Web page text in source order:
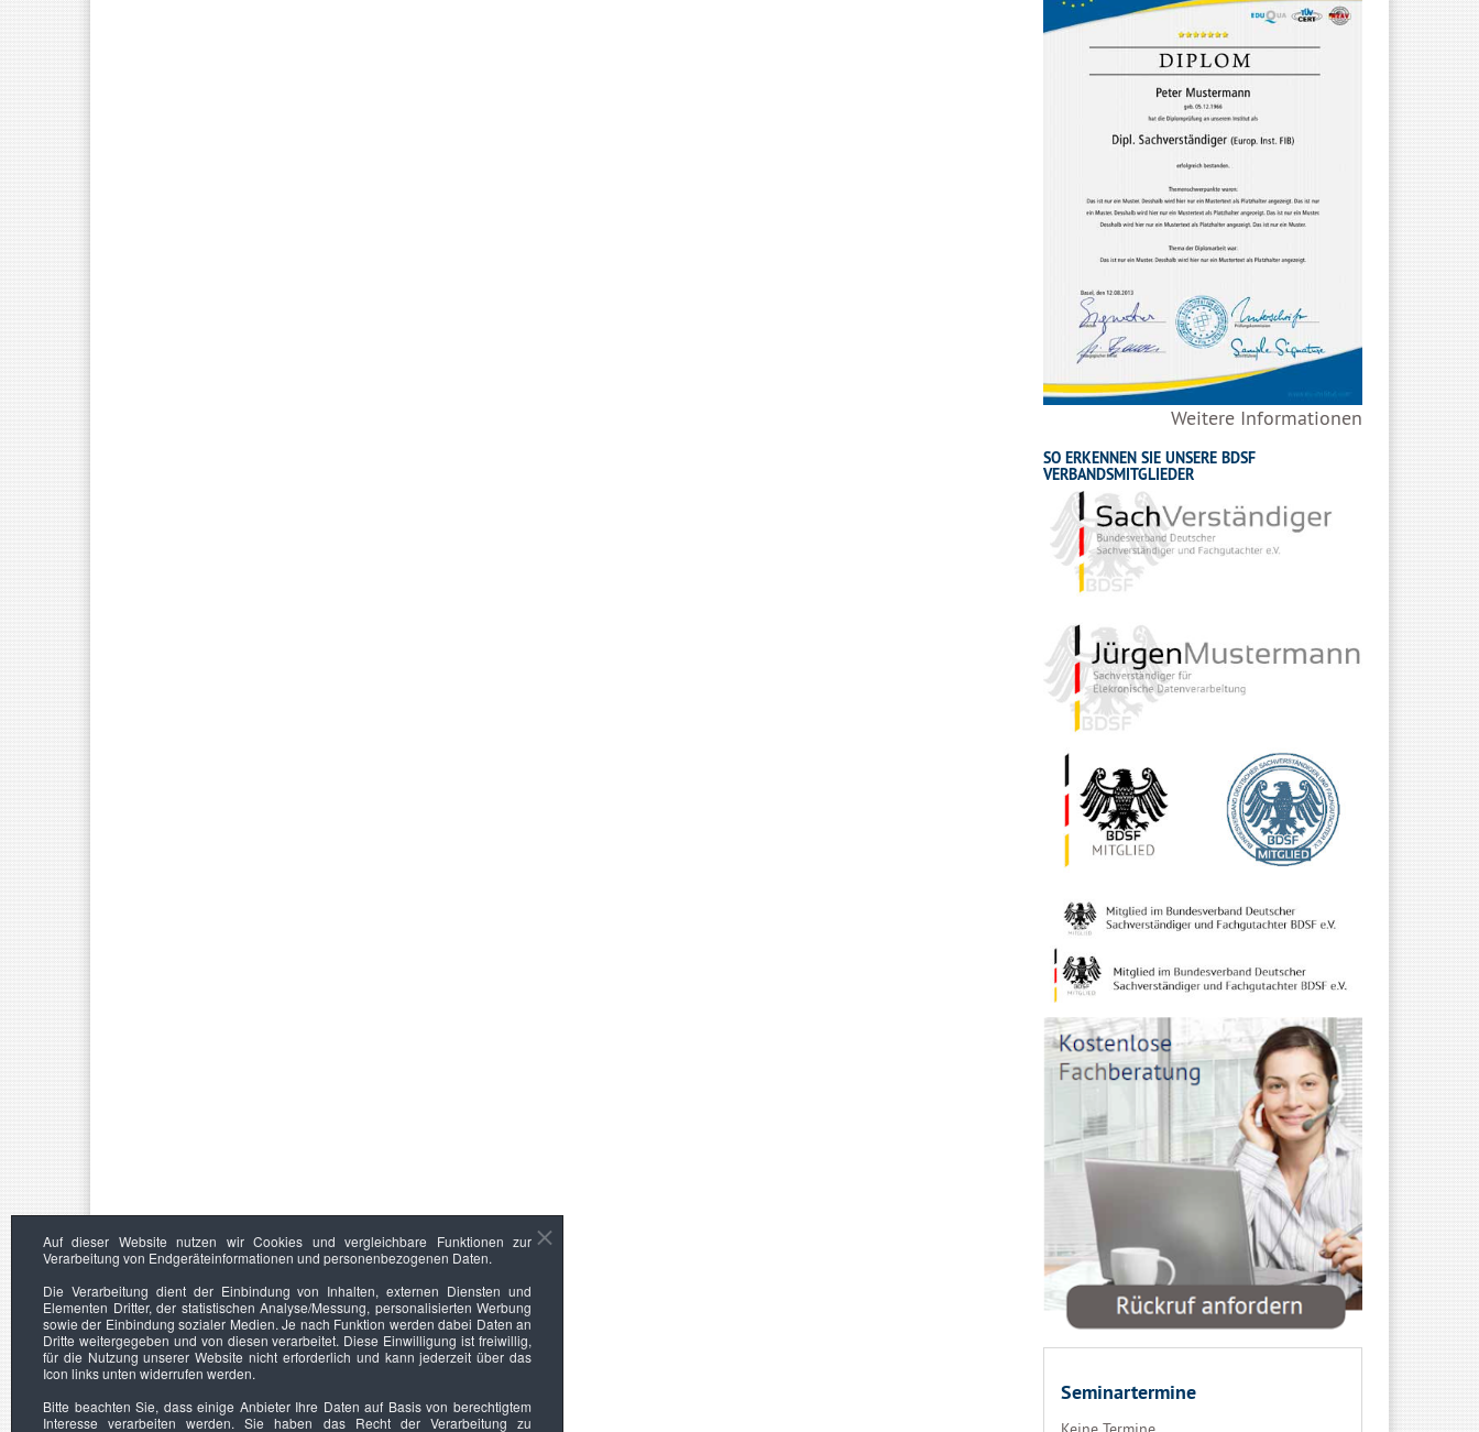
Weitere Informationen
SO ERKENNEN SIE UNSERE BDSF
VERBANDSMITGLIEDER
Seminartermine
Auf dieser Website nutzen wir Cookies und vergleichbare Funktionen zur
Verarbeitung von Endgeräteinformationen und personenbezogenen Daten.
Die Verarbeitung dient der Einbindung von Inhalten, externen Diensten und
Elementen Dritter, der statistischen Analyse/Messung, personalisierten Werbung
sowie der Einbindung sozialer Medien. Je nach Funktion werden dabei Daten an
Dritte weitergegeben und von diesen verarbeitet. Diese Einwilligung ist freiwillig,
für die Nutzung unserer Website nicht erforderlich und kann jederzeit über das
Icon links unten widerrufen werden.
Bitte beachten Sie, dass einige Anbieter Ihre Daten auf Basis von berechtigtem
Interesse verarbeiten werden. Sie haben das Recht der Verarbeitung zu